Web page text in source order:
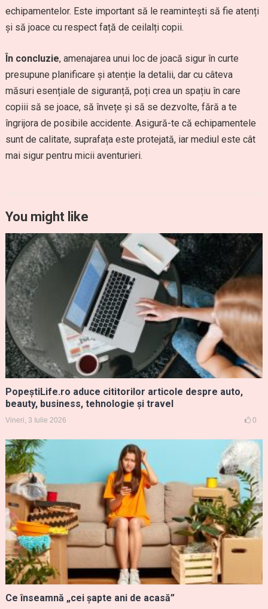
echipamentelor. Este important să le reamintești să fie atenți
și să joace cu respect față de ceilalți copii.
În concluzie, amenajarea unui loc de joacă sigur în curte
presupune planificare și atenție la detalii, dar cu câteva
măsuri esențiale de siguranță, poți crea un spațiu în care
copiii să se joace, să învețe și să se dezvolte, fără a te
îngrijora de posibile accidente. Asigură-te că echipamentele
sunt de calitate, suprafața este protejată, iar mediul este cât
mai sigur pentru micii aventurieri.
You might like
PopeștiLife.ro aduce cititorilor articole despre auto,
beauty, business, tehnologie și travel
Vineri, 3 Iulie 2026 0
Ce înseamnă „cei șapte ani de acasă”